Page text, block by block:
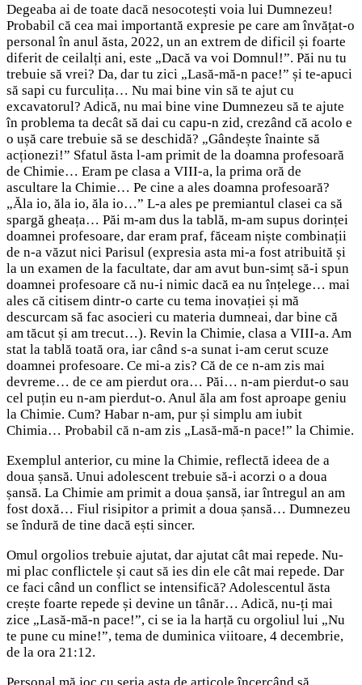
Degeaba ai de toate dacă nesocotești voia lui Dumnezeu!
Probabil că cea mai importantă expresie pe care am învățat-o
personal în anul ăsta, 2022, un an extrem de dificil și foarte
diferit de ceilalți ani, este „Dacă va voi Domnul!”. Păi nu tu
trebuie să vrei? Da, dar tu zici „Lasă-mă-n pace!” și te-apuci
să sapi cu furculița… Nu mai bine vin să te ajut cu
excavatorul? Adică, nu mai bine vine Dumnezeu să te ajute
în problema ta decât să dai cu capu-n zid, crezând că acolo e
o ușă care trebuie să se deschidă? „Gândește înainte să
acționezi!” Sfatul ăsta l-am primit de la doamna profesoară
de Chimie… Eram pe clasa a VIII-a, la prima oră de
ascultare la Chimie… Pe cine a ales doamna profesoară?
„Ăla io, ăla io, ăla io…” L-a ales pe premiantul clasei ca să
spargă gheața… Păi m-am dus la tablă, m-am supus dorinței
doamnei profesoare, dar eram praf, făceam niște combinații
de n-a văzut nici Parisul (expresia asta mi-a fost atribuită și
la un examen de la facultate, dar am avut bun-simț să-i spun
doamnei profesoare că nu-i nimic dacă ea nu înțelege… mai
ales că citisem dintr-o carte cu tema inovației și mă
descurcam să fac asocieri cu materia dumneai, dar bine că
am tăcut și am trecut…). Revin la Chimie, clasa a VIII-a. Am
stat la tablă toată ora, iar când s-a sunat i-am cerut scuze
doamnei profesoare. Ce mi-a zis? Că de ce n-am zis mai
devreme… de ce am pierdut ora… Păi… n-am pierdut-o sau
cel puțin eu n-am pierdut-o. Anul ăla am fost aproape geniu
la Chimie. Cum? Habar n-am, pur și simplu am iubit
Chimia… Probabil că n-am zis „Lasă-mă-n pace!” la Chimie.
Exemplul anterior, cu mine la Chimie, reflectă ideea de a
doua șansă. Unui adolescent trebuie să-i acorzi o a doua
șansă. La Chimie am primit a doua șansă, iar întregul an am
fost doxă… Fiul risipitor a primit a doua șansă… Dumnezeu
se îndură de tine dacă ești sincer.
Omul orgolios trebuie ajutat, dar ajutat cât mai repede. Nu-
mi plac conflictele și caut să ies din ele cât mai repede. Dar
ce faci când un conflict se intensifică? Adolescentul ăsta
crește foarte repede și devine un tânăr… Adică, nu-ți mai
zice „Lasă-mă-n pace!”, ci se ia la harță cu orgoliul lui „Nu
te pune cu mine!”, tema de duminica viitoare, 4 decembrie,
de la ora 21:12.